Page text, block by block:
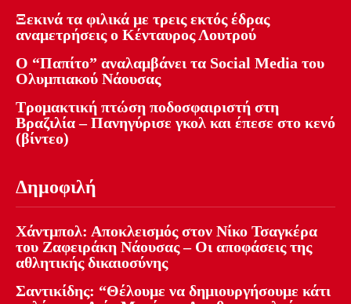
Ξεκινά τα φιλικά με τρεις εκτός έδρας
αναμετρήσεις ο Κένταυρος Λουτρού
Ο “Παπίτο” αναλαμβάνει τα Social Media του
Ολυμπιακού Νάουσας
Τρομακτική πτώση ποδοσφαιριστή στη
Βραζιλία – Πανηγύρισε γκολ και έπεσε στο κενό
(βίντεο)
Δημοφιλή
Χάντμπολ: Αποκλεισμός στον Νίκο Τσαγκέρα
του Ζαφειράκη Νάουσας – Οι αποφάσεις της
αθλητικής δικαιοσύνης
Σαντικίδης: “Θέλουμε να δημιουργήσουμε κάτι